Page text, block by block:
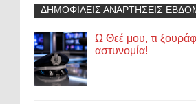
ΔΗΜΟΦΙΛΕΙΣ ΑΝΑΡΤΗΣΕΙΣ
Ω Θεέ μου, τι
αστυνομία!